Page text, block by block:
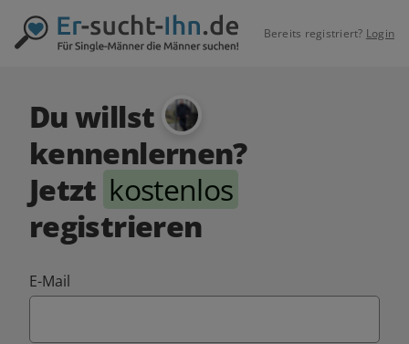
Bereits registriert? Login
Du willst
kennenlernen?
Jetzt kostenlos
registrieren
E-Mail